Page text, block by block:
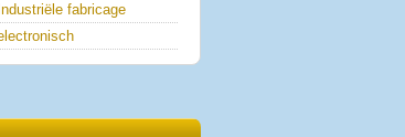
Industriële fabricage